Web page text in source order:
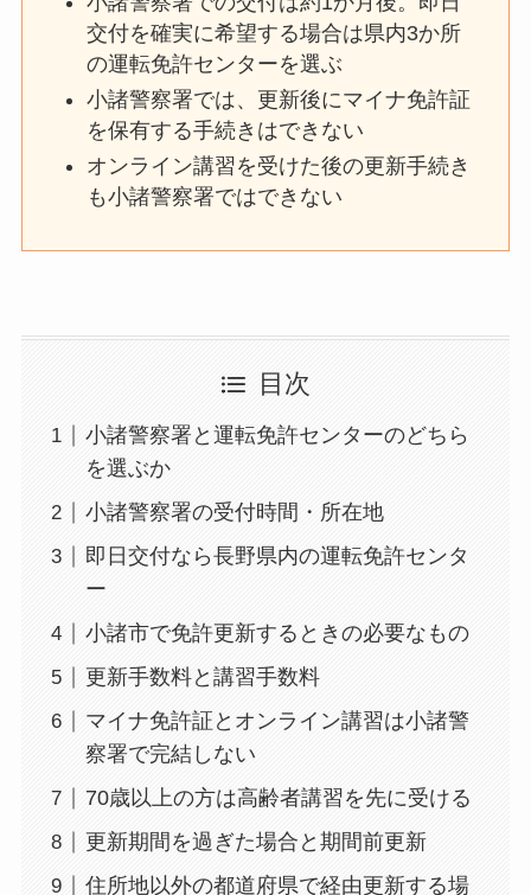
交付を確実に希望する場合は県内3か所
の運転免許センターを選ぶ
小諸警察署では、更新後にマイナ免許証
を保有する手続きはできない
オンライン講習を受けた後の更新手続き
も小諸警察署ではできない
目次
小諸警察署と運転免許センターのどちら
を選ぶか
小諸警察署の受付時間・所在地
即日交付なら長野県内の運転免許センタ
ー
小諸市で免許更新するときの必要なもの
更新手数料と講習手数料
マイナ免許証とオンライン講習は小諸警
察署で完結しない
70歳以上の方は高齢者講習を先に受ける
更新期間を過ぎた場合と期間前更新
住所地以外の都道府県で経由更新する場